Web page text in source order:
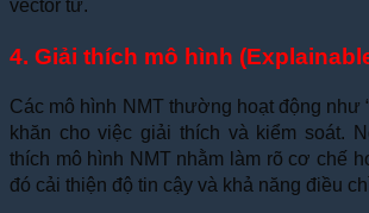
vector từ.
4. Giải thích mô hình
Các mô hình NMT thường hoạt động như
khăn cho việc giải thích và kiểm soát.
thích mô hình NMT nhằm làm rõ cơ chế
đó cải thiện độ tin cậy và khả năng điều